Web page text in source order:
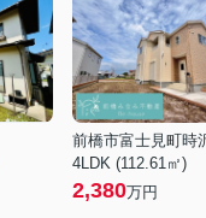
前橋市富士見町時
4LDK (112.61㎡)
2,380万円